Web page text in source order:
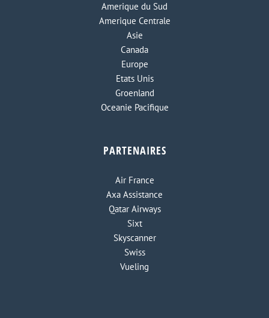
Amerique du Sud
Amerique Centrale
Asie
Canada
Europe
Etats Unis
Groenland
Oceanie Pacifique
PARTENAIRES
Air France
Axa Assistance
Qatar Airways
Sixt
Skyscanner
Swiss
Vueling